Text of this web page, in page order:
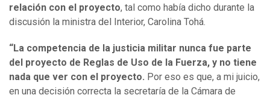
relación con el proyecto, tal como había dicho durante la
discusión la ministra del Interior, Carolina Tohá.
“La competencia de la justicia militar nunca fue parte
del proyecto de Reglas de Uso de la Fuerza, y no tiene
nada que ver con el proyecto. Por eso es que, a mi juicio,
en una decisión correcta la secretaría de la Cámara de